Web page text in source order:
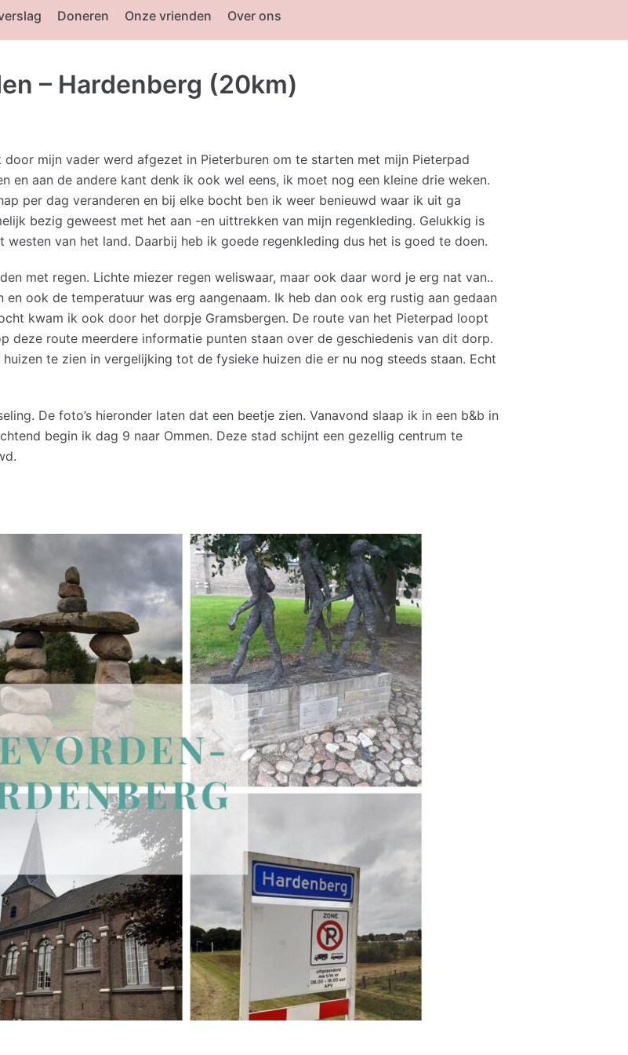
Doneren Onze vrienden Over ons
– Hardenberg (20km)
mijn vader werd afgezet in Pieterburen om te starten met mijn Pieterpad
en aan de andere kant denk ik ook wel eens, ik moet nog een kleine drie weken.
per dag veranderen en bij elke bocht ben ik weer benieuwd waar ik uit ga
bezig geweest met het aan -en uittrekken van mijn regenkleding. Gelukkig is
van het land. Daarbij heb ik goede regenkleding dus het is goed te doen.
met regen. Lichte miezer regen weliswaar, maar ook daar word je erg nat van..
ook de temperatuur was erg aangenaam. Ik heb dan ook erg rustig aan gedaan
kwam ik ook door het dorpje Gramsbergen. De route van het Pieterpad loopt
deze route meerdere informatie punten staan over de geschiedenis van dit dorp.
te zien in vergelijking tot de fysieke huizen die er nu nog steeds staan. Echt
De foto’s hieronder laten dat een beetje zien. Vanavond slaap ik in een b&b in
begin ik dag 9 naar Ommen. Deze stad schijnt een gezellig centrum te